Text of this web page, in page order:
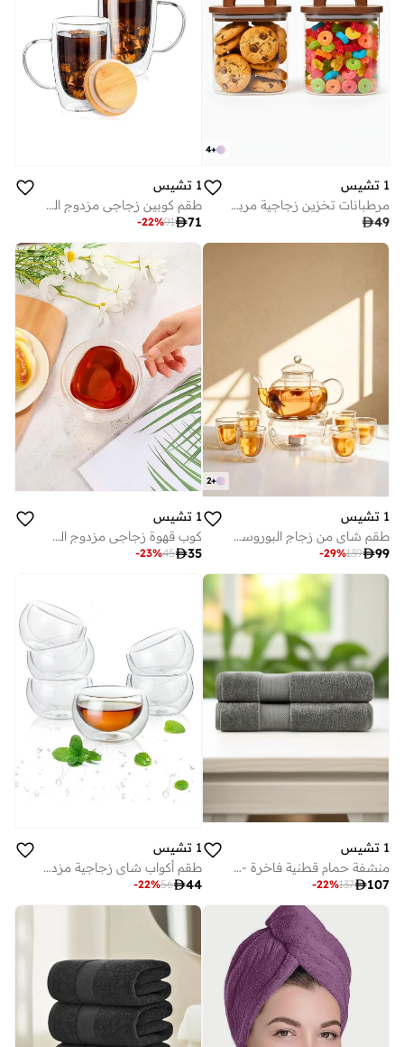
+
4
1 تشيس
مرطبانات تخزين زجاجية مربعة بأغطية من خشب الأكاسيا - مجموعة من 2 (900 مل) حاويات تخزين كبيرة بأغطية بمقابض للمعكرونة والشوفان والدقيق والكعك والقهوة والأرز والمزيد
49
1 تشيس
طقم كوبين زجاجي مزدوج الجدار مع مقبض وغطاء بامبو ٤٥٠ مل
71
91
-22%
+
2
1 تشيس
طقم شاي من زجاج البوروسيليكات مع سخان، إبريق شاي بسعة 600 مل مع مصفاة + سخان شاي زجاجي + 6 أكواب بجدار مزدوج (80 مل)، طقم صنع شاي أوراق سائبة مقاوم للحرارة
99
139
-29%
1 تشيس
كوب قهوة زجاجي مزدوج الجدار على شكل قلب مع مقبض، مل
35
45
-23%
1 تشيس
منشفة حمام قطنية فاخرة - عبوة من قطعتين - أسود ٧٠١٤٠ سم
107
137
-22%
1 تشيس
طقم أكواب شاي زجاجية مزدوجة الجدار من البورسليكات، قطع، مل
44
56
-22%